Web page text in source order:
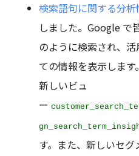
検索語句に関する分析
しました。Google で
のように検索され、
ての情報を表示しま
新しいビュ
ー
す。また、新しいセ